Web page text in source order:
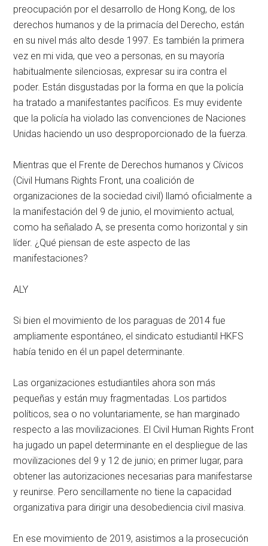
preocupación por el desarrollo de Hong Kong, de los
derechos humanos y de la primacía del Derecho, están
en su nivel más alto desde 1997. Es también la primera
vez en mi vida, que veo a personas, en su mayoría
habitualmente silenciosas, expresar su ira contra el
poder. Están disgustadas por la forma en que la policía
ha tratado a manifestantes pacíficos. Es muy evidente
que la policía ha violado las convenciones de Naciones
Unidas haciendo un uso desproporcionado de la fuerza.
Mientras que el Frente de Derechos humanos y Cívicos
(Civil Humans Rights Front, una coalición de
organizaciones de la sociedad civil) llamó oficialmente a
la manifestación del 9 de junio, el movimiento actual,
como ha señalado A, se presenta como horizontal y sin
líder. ¿Qué piensan de este aspecto de las
manifestaciones?
ALY
Si bien el movimiento de los paraguas de 2014 fue
ampliamente espontáneo, el sindicato estudiantil HKFS
había tenido en él un papel determinante.
Las organizaciones estudiantiles ahora son más
pequeñas y están muy fragmentadas. Los partidos
políticos, sea o no voluntariamente, se han marginado
respecto a las movilizaciones. El Civil Human Rights Front
ha jugado un papel determinante en el despliegue de las
movilizaciones del 9 y 12 de junio; en primer lugar, para
obtener las autorizaciones necesarias para manifestarse
y reunirse. Pero sencillamente no tiene la capacidad
organizativa para dirigir una desobediencia civil masiva.
En ese movimiento de 2019, asistimos a la prosecución